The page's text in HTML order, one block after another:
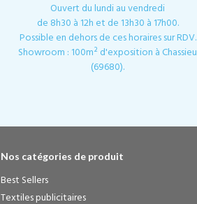
Ouvert du lundi au vendredi
de 8h30 à 12h et de 13h30 à 17h00.
Possible en dehors de ces horaires sur RDV.
Showroom : 100m² d'exposition à Chassieu
(69680).
Nos catégories de produit
Best Sellers
Textiles publicitaires